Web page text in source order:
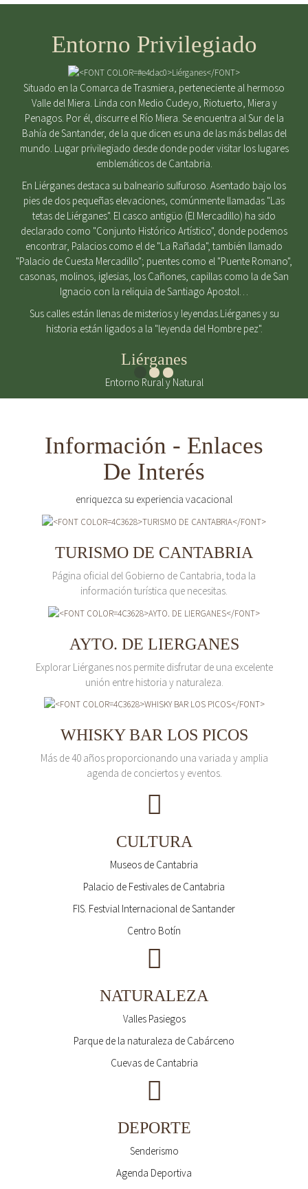
Entorno Privilegiado
Situado en la Comarca de Trasmiera, perteneciente al hermoso
Valle del Miera. Linda con Medio Cudeyo, Riotuerto, Miera y
Penagos. Por él, discurre el Río Miera. Se encuentra al Sur de la
Bahía de Santander, de la que dicen es una de las más bellas del
mundo. Lugar privilegiado desde donde poder visitar los lugares
emblemáticos de Cantabria.
En Liérganes destaca su balneario sulfuroso. Asentado bajo los
pies de dos pequeñas elevaciones, comúnmente llamadas "Las
tetas de Liérganes". El casco antigüo (El Mercadillo) ha sido
declarado como "Conjunto Histórico Artístico", donde podemos
encontrar, Palacios como el de "La Rañada", también llamado
"Palacio de Cuesta Mercadillo"; puentes como el "Puente Romano",
casonas, molinos, iglesias, los Cañones, capillas como la de San
Ignacio con la reliquia de Santiago Apostol…
Sus calles están llenas de misterios y leyendas.Liérganes y su
historia están ligados a la "leyenda del Hombre pez".
Liérganes
Entorno Rural y Natural
Información - Enlaces
De Interés
enriquezca su experiencia vacacional
TURISMO DE CANTABRIA
Página oficial del Gobierno de Cantabria, toda la
información turística que necesitas.
AYTO. DE LIERGANES
Explorar Liérganes nos permite disfrutar de una excelente
unión entre historia y naturaleza.
WHISKY BAR LOS PICOS
Más de 40 años proporcionando una variada y amplia
agenda de conciertos y eventos.
CULTURA
Museos de Cantabria
Palacio de Festivales de Cantabria
FIS. Festvial Internacional de Santander
Centro Botín
NATURALEZA
Valles Pasiegos
Parque de la naturaleza de Cabárceno
Cuevas de Cantabria
DEPORTE
Senderismo
Agenda Deportiva